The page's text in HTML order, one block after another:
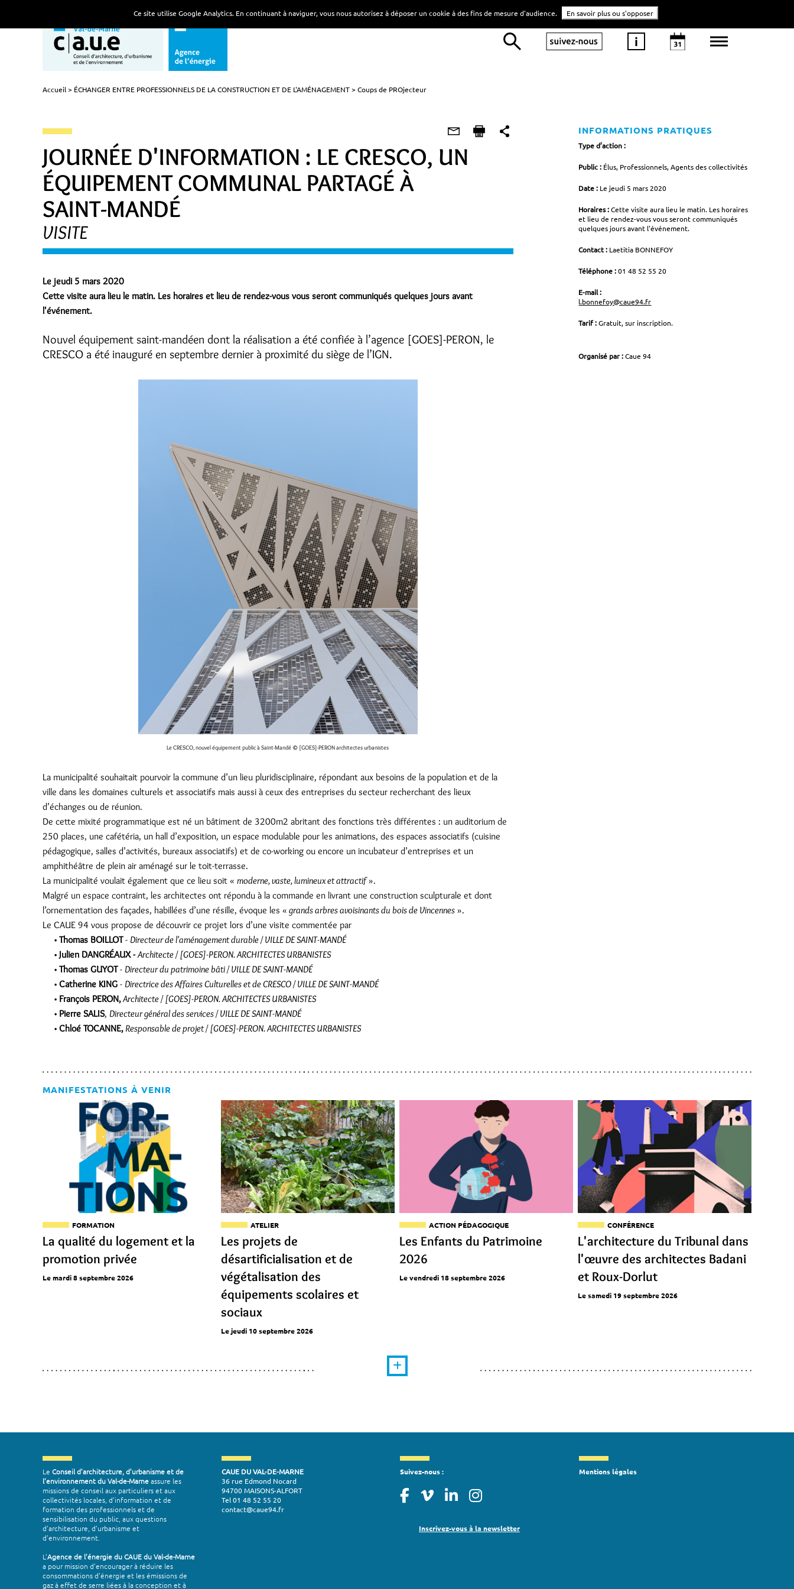
Accueil ÉCHANGER ENTRE PROFESSIONNELS DE LA CONSTRUCTION ET DE L'AMÉNAGEMENT Coups de PROjecteur
JOURNÉE D'INFORMATION : LE CRESCO, UN
ÉQUIPEMENT COMMUNAL PARTAGÉ À
SAINT-MANDÉ
VISITE
Le jeudi 5 mars 2020
Cette visite aura lieu le matin. Les horaires et lieu de rendez-vous vous seront communiqués quelques jours avant
l'événement.
Nouvel équipement saint-mandéen dont la réalisation a été confiée à l’agence [GOES]-PERON, le
CRESCO a été inauguré en septembre dernier à proximité du siège de l’IGN.
Le CRESCO, nouvel équipement public à Saint-Mandé © [GOES]-PERON architectes urbanistes
La municipalité souhaitait pourvoir la commune d’un lieu pluridisciplinaire, répondant aux besoins de la population et de la
ville dans les domaines culturels et associatifs mais aussi à ceux des entreprises du secteur recherchant des lieux
d’échanges ou de réunion.
De cette mixité programmatique est né un bâtiment de 3200m2 abritant des fonctions très différentes : un auditorium de
250 places, une cafétéria, un hall d’exposition, un espace modulable pour les animations, des espaces associatifs (cuisine
pédagogique, salles d’activités, bureaux associatifs) et de co-working ou encore un incubateur d’entreprises et un
amphithéâtre de plein air aménagé sur le toit-terrasse.
La municipalité voulait également que ce lieu soit « moderne, vaste, lumineux et attractif».
Malgré un espace contraint, les architectes ont répondu à la commande en livrant une construction sculpturale et dont
l’ornementation des façades, habillées d’une résille, évoque les « grands arbres avoisinants du bois de Vincennes ».
Le CAUE 94 vous propose de découvrir ce projet lors d’une visite commentée par
Thomas BOILLOT- Directeur de l'aménagement durable / VILLE DE SAINT-MANDÉ
Julien DANGRÉAUX -Architecte / [GOES]-PERON. ARCHITECTES URBANISTES
Thomas GUYOT- Directeur du patrimoine bâti / VILLE DE SAINT-MANDÉ
Catherine KING - Directrice des Affaires Culturelles et de CRESCO / VILLE DE SAINT-MANDÉ
François PERON,Architecte / [GOES]-PERON. ARCHITECTES URBANISTES
Pierre SALIS, Directeur général des services / VILLE DE SAINT-MANDÉ
Chloé TOCANNE, Responsable de projet / [GOES]-PERON. ARCHITECTES URBANISTES
INFORMATIONS PRATIQUES
Type d’action :
Public : Élus, Professionnels, Agents des collectivités
Date : Le jeudi 5 mars 2020
Horaires :Cette visite aura lieu le matin. Les horaires
et lieu de rendez-vous vous seront communiqués
quelques jours avant l'événement.
Contact : Laetitia BONNEFOY
Téléphone :01 48 52 55 20
E-mail :
l.bonnefoy@caue94.fr
Tarif :Gratuit, sur inscription.
Organisé par :Caue 94
MANIFESTATIONS À VENIR
FORMATION
La qualité du logement et la
promotion privée
Le mardi 8 septembre 2026
ATELIER
Les projets de
désartificialisation et de
végétalisation des
équipements scolaires et
sociaux
Le jeudi 10 septembre 2026
ACTION PÉDAGOGIQUE
Les Enfants du Patrimoine
2026
Le vendredi 18 septembre 2026
CONFÉRENCE
L'architecture du Tribunal dans
l'œuvre des architectes Badani
et Roux-Dorlut
Le samedi 19 septembre 2026
Le Conseil d’architecture, d’urbanisme et de
l’environnement du Val-de-Marneassure les
missions de conseil aux particuliers et aux
collectivités locales, d’information et de
formation des professionnels et de
sensibilisation du public, aux questions
d’architecture, d’urbanisme et
d’environnement.
L’Agence de l’énergie du CAUE du Val-de-Marne
a pour mission d’encourager à réduire les
consommations d’énergie et les émissions de
gaz à effet de serre liées à la conception et à
CAUE DU VAL-DE-MARNE
36 rue Edmond Nocard
94700 MAISONS-ALFORT
Tel 01 48 52 55 20
contact@caue94.fr
Suivez-nous :
Inscrivez-vous à la newsletter
Mentions légales
Ce site utilise Google Analytics. En continuant à naviguer, vous nous autorisez à déposer un cookie à des fins de mesure d'audience. En savoir plus ou s'opposer